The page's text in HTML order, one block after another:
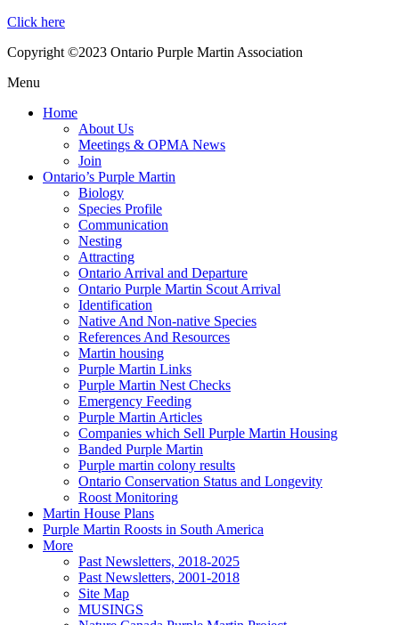
Click here
Copyright ©2023 Ontario Purple Martin Association
Menu
Home
About Us
Meetings & OPMA News
Join
Ontario’s Purple Martin
Biology
Species Profile
Communication
Nesting
Attracting
Ontario Arrival and Departure
Ontario Purple Martin Scout Arrival
Identification
Native And Non-native Species
References And Resources
Martin housing
Purple Martin Links
Purple Martin Nest Checks
Emergency Feeding
Purple Martin Articles
Companies which Sell Purple Martin Housing
Banded Purple Martin
Purple martin colony results
Ontario Conservation Status and Longevity
Roost Monitoring
Martin House Plans
Purple Martin Roosts in South America
More
Past Newsletters, 2018-2025
Past Newsletters, 2001-2018
Site Map
MUSINGS